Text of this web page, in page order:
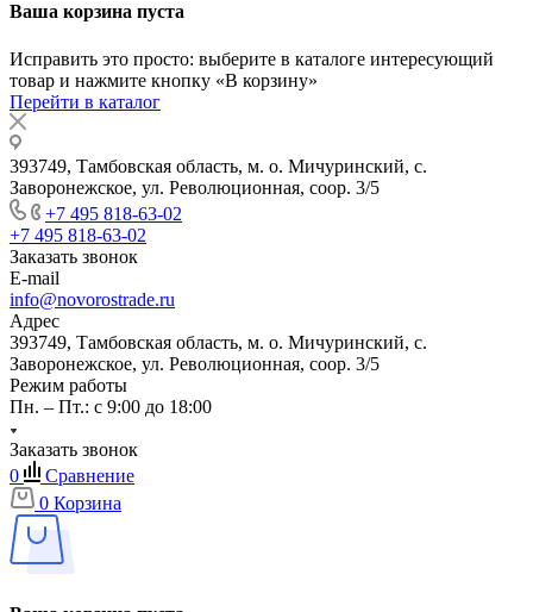
Ваша корзина пуста
Исправить это просто: выберите в каталоге интересующий
товар и нажмите кнопку «В корзину»
Перейти в каталог
393749, Тамбовская область, м. о. Мичуринский, с.
Заворонежское, ул. Революционная, соор. 3/5
+7 495 818-63-02
+7 495 818-63-02
Заказать звонок
E-mail
info@novorostrade.ru
Адрес
393749, Тамбовская область, м. о. Мичуринский, с.
Заворонежское, ул. Революционная, соор. 3/5
Режим работы
Пн. – Пт.: с 9:00 до 18:00
Заказать звонок
0
Сравнение
0 Корзина